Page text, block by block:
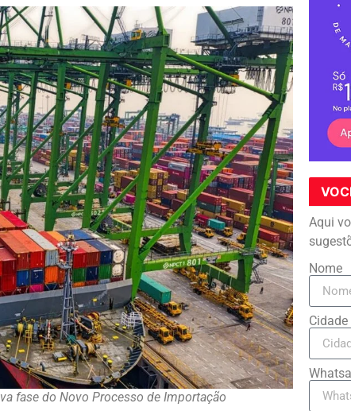
fase do Novo Processo de Importação
Aqui
Nome
Cidade